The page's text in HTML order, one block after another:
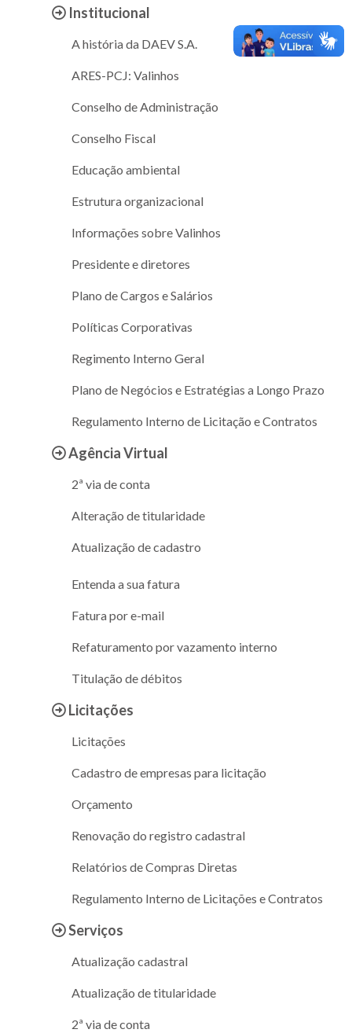
Institucional
A história da DAEV S.A.
ARES-PCJ: Valinhos
Conselho de Administração
Conselho Fiscal
Educação ambiental
Estrutura organizacional
Informações sobre Valinhos
Presidente e diretores
Plano de Cargos e Salários
Políticas Corporativas
Regimento Interno Geral
Plano de Negócios e Estratégias a Longo Prazo
Regulamento Interno de Licitação e Contratos
Agência Virtual
2ª via de conta
Alteração de titularidade
Atualização de cadastro
Entenda a sua fatura
Fatura por e-mail
Refaturamento por vazamento interno
Titulação de débitos
Licitações
Licitações
Cadastro de empresas para licitação
Orçamento
Renovação do registro cadastral
Relatórios de Compras Diretas
Regulamento Interno de Licitações e Contratos
Serviços
Atualização cadastral
Atualização de titularidade
2ª via de conta